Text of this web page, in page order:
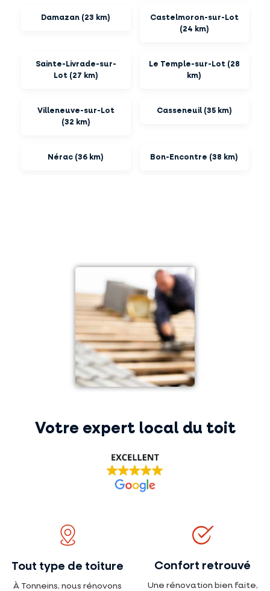
Damazan (23 km)
Castelmoron-sur-Lot
(24 km)
Sainte-Livrade-sur-
Lot (27 km)
Le Temple-sur-Lot (28
km)
Villeneuve-sur-Lot
(32 km)
Casseneuil (35 km)
Nérac (36 km) Bon-Encontre (38 km)
Votre expert local du toit
Tout type de toiture
À Tonneins, nous rénovons
Confort retrouvé
Une rénovation bien faite,